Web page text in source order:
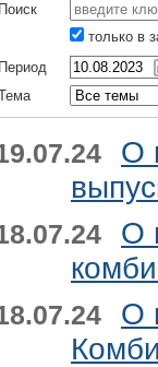
Поиск
только в
Период
О
О
О